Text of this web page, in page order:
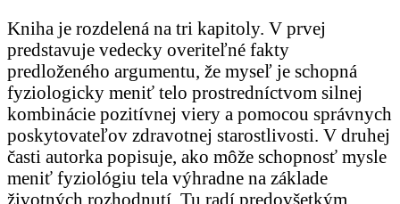
Kniha je rozdelená na tri kapitoly. V prvej
predstavuje vedecky overiteľné fakty
predloženého argumentu, že myseľ je schopná
fyziologicky meniť telo prostredníctvom silnej
kombinácie pozitívnej viery a pomocou správnych
poskytovateľov zdravotnej starostlivosti. V druhej
časti autorka popisuje, ako môže schopnosť mysle
meniť fyziológiu tela výhradne na základe
životných rozhodnutí. Tu radí predovšetkým